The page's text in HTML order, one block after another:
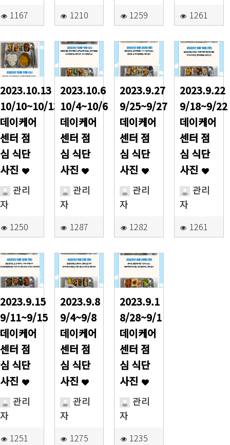
1167 1210 1259 1261
2023.10.13
10/10~10/13
데이케어
센터 점
심 식단
사진
관리
자
1250
2023.10.6
10/4~10/6
데이케어
센터 점
심 식단
사진
관리
자
1287
2023.9.27
9/25~9/27
데이케어
센터 점
심 식단
사진
관리
자
1282
2023.9.22
9/18~9/22
데이케어
센터 점
심 식단
사진
관리
자
1261
2023.9.15
9/11~9/15
데이케어
센터 점
심 식단
사진
관리
자
1251
2023.9.8
9/4~9/8
데이케어
센터 점
심 식단
사진
관리
자
1275
2023.9.1
8/28~9/1
데이케어
센터 점
심 식단
사진
관리
자
1235